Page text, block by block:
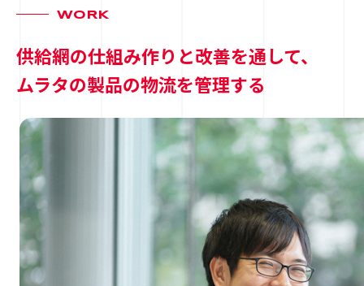
WORK
供給網の仕組み作りと改善を通して、
ムラタの製品の物流を管理する